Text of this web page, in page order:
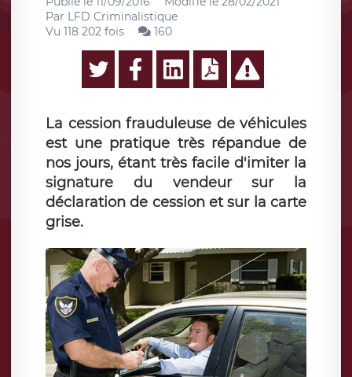
Par LFD Criminalistique
Vu 118 202 fois
160
La cession frauduleuse de véhicules
est une pratique très répandue de
nos jours, étant très facile d'imiter la
signature du vendeur sur la
déclaration de cession et sur la carte
grise.